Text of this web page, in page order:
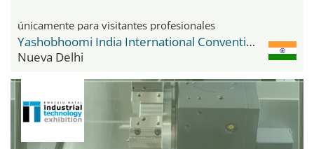
únicamente para visitantes profesionales
Yashobhoomi India International Convention & Expo Centre
Nueva Delhi